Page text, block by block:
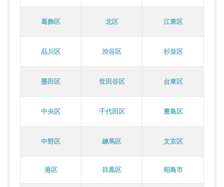
葛飾区 北区 江東区
品川区 渋谷区 杉並区
墨田区 世田谷区 台東区
中央区 千代田区 豊島区
中野区 練馬区 文京区
港区 目黒区 昭島市